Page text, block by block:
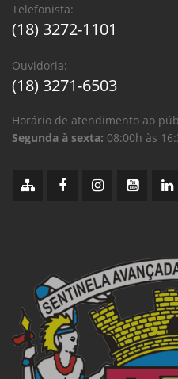
Telefonista:
(18) 3272-1101
Ouvidoria:
(18) 3271-6503
Horário de atendimento ao
Segunda à sexta: 08:00h às